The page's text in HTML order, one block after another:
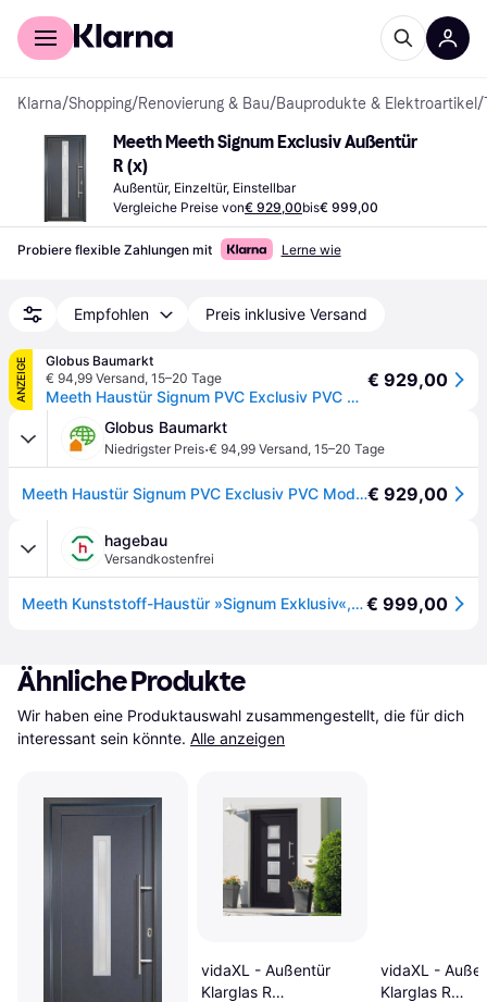
Für Shopper
Klarna/Shopping/Renovierung & Bau/Bauprodukte & Elektroartikel /
Meeth Meeth Signum Exclusiv Außentür
R (x)
Außentür, Einzeltür, Einstellbar
Vergleiche Preise von€ 929,00bis€ 999,00
Probiere flexible Zahlungen mit Lerne wie
Empfohlen Preis inklusive Versand
ANZEIGE
Globus Baumarkt
€ 94,99 Versand, 15–20 Tage
Meeth Haustür Signum PVC Exclusiv PVC Modell 38 98 x 208 cm, DIN rechts, Titan - Aluminium
€ 929,00
Globus Baumarkt
Niedrigster Preis·€ 94,99 Versand, 15–20 Tage
Meeth Haustür Signum PVC Exclusiv PVC Modell 38 98 x 208 cm, DIN rechts, Titan - Aluminium€ 929,00
hagebau
Versandkostenfrei
Meeth Kunststoff-Haustür »Signum Exklusiv«, satiniertes Glas, titan, nach Innen öffnend, ohne Türgriff - grau€ 999,00
Ähnliche Produkte
Wir haben eine Produktauswahl zusammengestellt, die für dich
interessant sein könnte. Alle anzeigen
vidaXL - Außentür
Klarglas R
vidaXL -
Klarglas R